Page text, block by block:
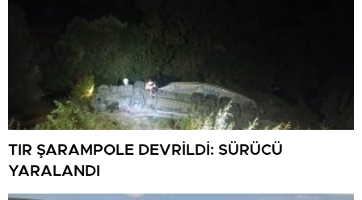
TIR ŞARAMPOLE DEVRİLDİ: SÜRÜCÜ
YARALANDI